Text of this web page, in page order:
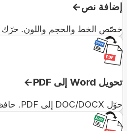
إضافة نص
خصّص الخط والحجم واللون. حرّك
تحويل Word إلى PDF
حوّل DOC/DOCX إلى PDF. حافظ على التنسيق.